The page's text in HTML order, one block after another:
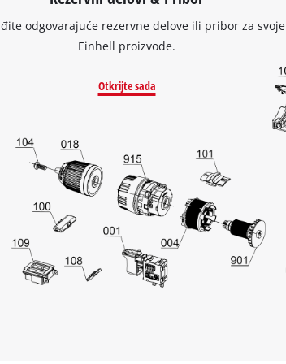
odgovarajuće rezervne delove ili pribor za svoje
Einhell proizvode.
Otkrijte sada